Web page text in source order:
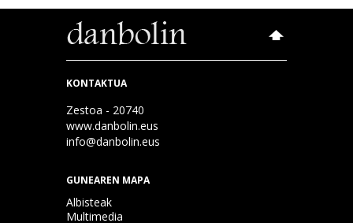
KONTAKTUA
Zestoa - 20740
www.danbolin.eus
info@danbolin.eus
GUNEAREN MAPA
Albisteak
Multimedia